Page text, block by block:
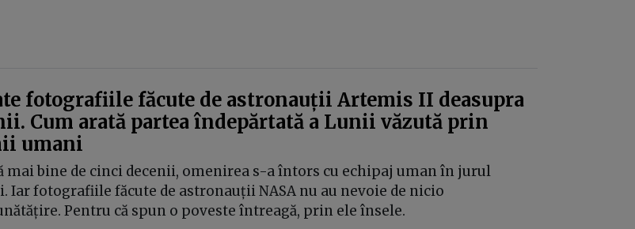
fotografiile făcute de astronauții Artemis II deasupra
Cum arată partea îndepărtată a Lunii văzută prin
umani
mai bine de cinci decenii, omenirea s-a întors cu echipaj uman în jurul
Iar fotografiile făcute de astronauții NASA nu au nevoie de nicio
Pentru că spun o poveste întreagă, prin ele însele.